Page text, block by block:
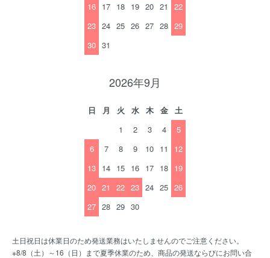
16 17 18 19 20 21
22
23 24 25 26 27 28 29
30 31
2026年9月
日 月 火 水 木 金
土
1
2 3 4
5
6
7 8 9 10 11
12
13 14 15 16 17 18 19
20 21 22 23 24 25 26
27 28 29 30
土日祝日は休業日のため発送業務はいたしませんのでご注意ください。
※8/8（土）～16（日）まで夏季休業のため、商品の発送ならびにお問い合